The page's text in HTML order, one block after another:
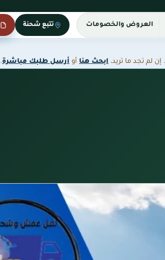
العروض والخصومات تتبع شحنة
لم تجد ما تريد، ابحث هنا أو أرسل طلبك مباشرة.